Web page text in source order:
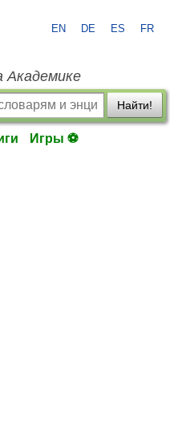
EN DE ES FR
Академике
Найти!
Игры ⚽